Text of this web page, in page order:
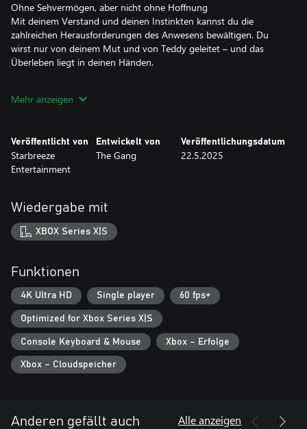
Ohne Sehvermögen, aber nicht ohne Hoffnung
Mit deinem Verstand und deinen Instinkten kannst du die
zahlreichen Herausforderungen des Anwesens bewältigen. Du
wirst nur von deinem Mut und von Teddy geleitet – und das
Überleben liegt in deinen Händen.
Du musst die schaurige Geschichte enthüllen, die in den Wänden
Alpträume gemacht haben.
Psychisches Unbehagen
Realität und Illusion ist dünn wie Papier – und deine Sinne
können dir einen Streich spielen.
Hauptsache überleben
Geheimnisse deiner Gefangenschaft aufdecken. Wirst du die
Mehr anzeigen
Veröffentlicht von
Starbreeze
Entertainment
Entwickelt von
The Gang
Veröffentlichungsdatum
22.5.2025
Wiedergabe mit
XBOX Series X|S
Funktionen
4K Ultra HD Single player 60 fps+
Optimized for Xbox Series X|S
Console Keyboard & Mouse Xbox – Erfolge
Xbox – Cloudspeicher
Anderen gefällt auch Alle anzeigen